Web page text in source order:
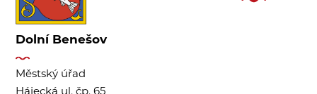
Dolní Benešov
Městský úřad
Hájecká ul. čp. 65